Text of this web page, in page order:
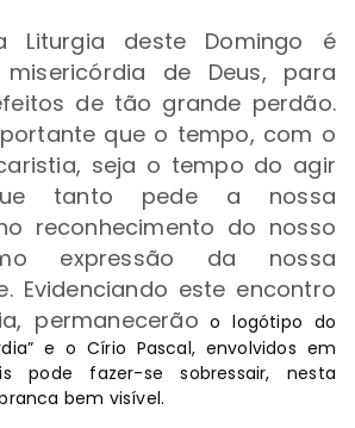
Liturgia deste Domingo é
de Deus, para
de tão grande perdão.
que o tempo, com o
seja o tempo do agir
tanto pede a nossa
reconhecimento do nosso
expressão da nossa
Evidenciando este encontro
permanecerão o logótipo do
e o Círio Pascal, envolvidos em
pode fazer-se sobressair, nesta
bem visível.